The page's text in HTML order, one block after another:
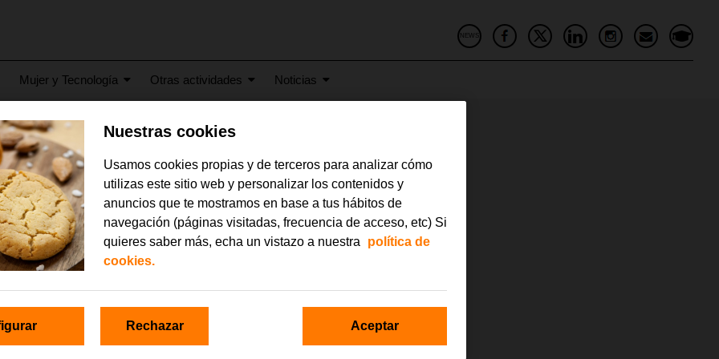
NEWS
Mujer y Tecnología Otras actividades Noticias
Policia-Uso-seguro
Nuestras cookies
Usamos cookies propias y de terceros para analizar cómo
utilizas este sitio web y personalizar los contenidos y
anuncios que te mostramos en base a tus hábitos de
navegación (páginas visitadas, frecuencia de acceso, etc) Si
quieres saber más, echa un vistazo a nuestra
política de
cookies.
Rechazar Aceptar